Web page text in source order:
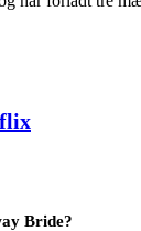
Bride?